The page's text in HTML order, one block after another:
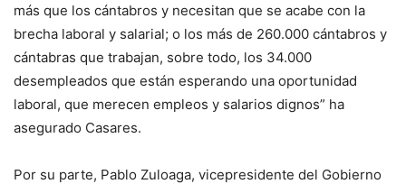
más que los cántabros y necesitan que se acabe con la
brecha laboral y salarial; o los más de 260.000 cántabros y
cántabras que trabajan, sobre todo, los 34.000
desempleados que están esperando una oportunidad
laboral, que merecen empleos y salarios dignos” ha
asegurado Casares.
Por su parte, Pablo Zuloaga, vicepresidente del Gobierno